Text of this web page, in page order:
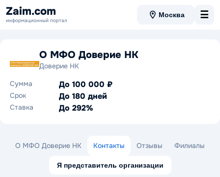
Zaim.com
информационный портал
Москва ☰
О МФО Доверие НК
Доверие НК
Сумма
До 100 000 ₽
Срок До 180 дней
Ставка До 292%
О МФО Доверие НК Контакты Отзывы Филиалы
Я представитель организации